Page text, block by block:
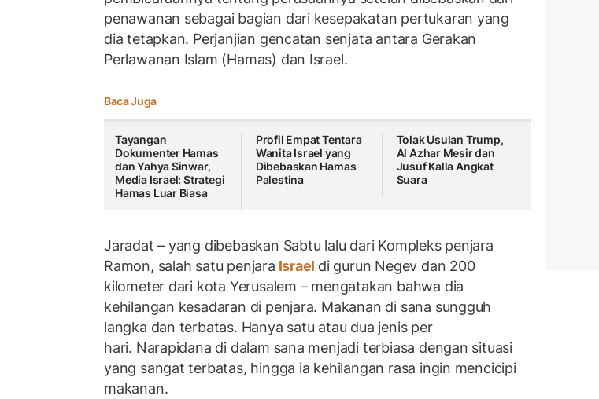
penawanan sebagai bagian dari kesepakatan pertukaran yang
dia tetapkan. Perjanjian gencatan senjata antara Gerakan
Perlawanan Islam (Hamas) dan Israel.
Baca Juga
Tayangan
Dokumenter Hamas
dan Yahya Sinwar,
Media Israel: Strategi
Hamas Luar Biasa
Profil Empat Tentara
Wanita Israel yang
Dibebaskan Hamas
Palestina
Tolak Usulan Trump,
Al Azhar Mesir dan
Jusuf Kalla Angkat
Suara
Jaradat – yang dibebaskan Sabtu lalu dari Kompleks penjara
Ramon, salah satu penjara Israel di gurun Negev dan 200
kilometer dari kota Yerusalem – mengatakan bahwa dia
kehilangan kesadaran di penjara. Makanan di sana sungguh
langka dan terbatas. Hanya satu atau dua jenis per
hari. Narapidana di dalam sana menjadi terbiasa dengan situasi
yang sangat terbatas, hingga ia kehilangan rasa ingin mencicipi
makanan.